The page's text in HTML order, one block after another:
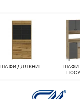
ШАФИ ДЛЯ КНИГ
ШАФИ